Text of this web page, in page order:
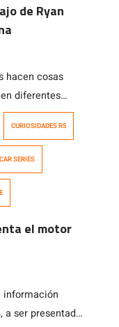
de Ryan
hacen cosas
diferentes
y tipos como
hablando de […]
CURIOSIDADES R5
SERIES
el motor
información
a ser presentado